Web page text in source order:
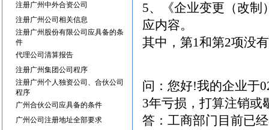
注册广州中外合资公司
注册广州公司相关信息
注册广州股份有限公司应具备的条
件
代理公司清算报告
注册广州集团公司程序
注册广州个人独资公司、合伙公司
程序
广州合伙公司应具备的条件
广州公司注册地址全部要求
5、《企业变更（改制
应内容。
其中，第1和第2项没
问：您好!我的企业于
3年亏损，打算注销或
答：工商部门目前已